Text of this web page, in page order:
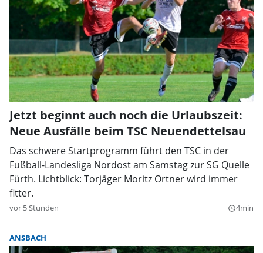
Jetzt beginnt auch noch die Urlaubszeit:
Neue Ausfälle beim TSC Neuendettelsau
Das schwere Startprogramm führt den TSC in der
Fußball-Landesliga Nordost am Samstag zur SG Quelle
Fürth. Lichtblick: Torjäger Moritz Ortner wird immer
fitter.
vor 5 Stunden query_builder4min
ANSBACH